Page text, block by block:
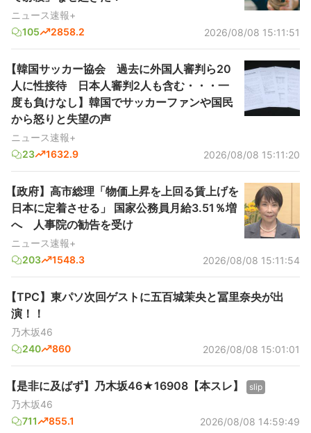
ニュース速報+
105
2858.2 2026/08/08 15:11:51
【韓国サッカー協会 過去に外国人審判ら20
人に性接待 日本人審判2人も含む・・・一
度も負けなし】韓国でサッカーファンや国民
から怒りと失望の声
ニュース速報+
23
1632.9 2026/08/08 15:11:20
【政府】高市総理「物価上昇を上回る賃上げを
日本に定着させる」 国家公務員月給3.51％増
へ 人事院の勧告を受け
ニュース速報+
203
1548.3 2026/08/08 15:11:54
【TPC】東パソ次回ゲストに五百城茉央と冨里奈央が出
演！！
乃木坂46
240
860 2026/08/08 15:01:01
【是非に及ばず】乃木坂46★16908【本スレ】 slip
乃木坂46
711
855.1 2026/08/08 14:59:49